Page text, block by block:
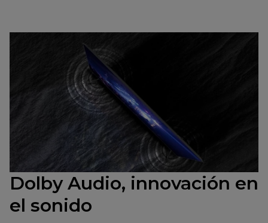
Dolby Audio, innovación en
el sonido